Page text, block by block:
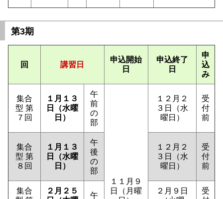
第3期
回 講習日
申込開始
日
申込終了
日
申
込
み
集合
型 第
７回
１月１３
日（水曜
日）
午
前
の
部
１１月９
日（月曜
１２月２
３日（水
曜日）
受
付
前
集合
型 第
８回
１月１３
日（水曜
日）
午
後
の
部
１２月２
３日（水
曜日）
受
付
前
集合
２月２５
午
２月９日
受